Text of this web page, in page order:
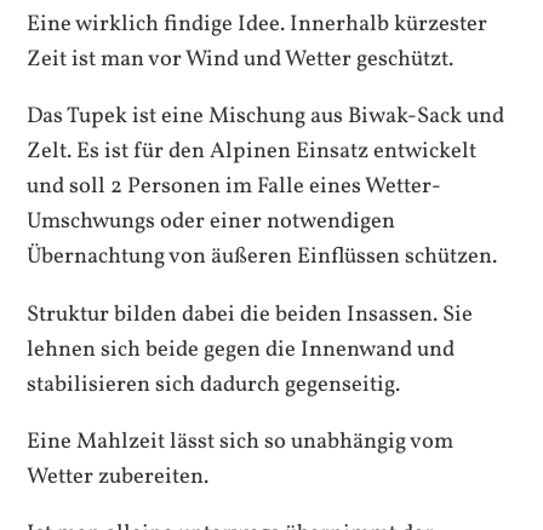
Eine wirklich findige Idee. Innerhalb kürzester
Zeit ist man vor Wind und Wetter geschützt.
Das Tupek ist eine Mischung aus Biwak-Sack und
Zelt. Es ist für den Alpinen Einsatz entwickelt
und soll 2 Personen im Falle eines Wetter-
Umschwungs oder einer notwendigen
Übernachtung von äußeren Einflüssen schützen.
Struktur bilden dabei die beiden Insassen. Sie
lehnen sich beide gegen die Innenwand und
stabilisieren sich dadurch gegenseitig.
Eine Mahlzeit lässt sich so unabhängig vom
Wetter zubereiten.